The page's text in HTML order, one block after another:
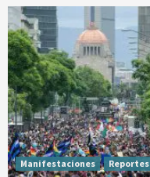
Manifestaciones Reportes